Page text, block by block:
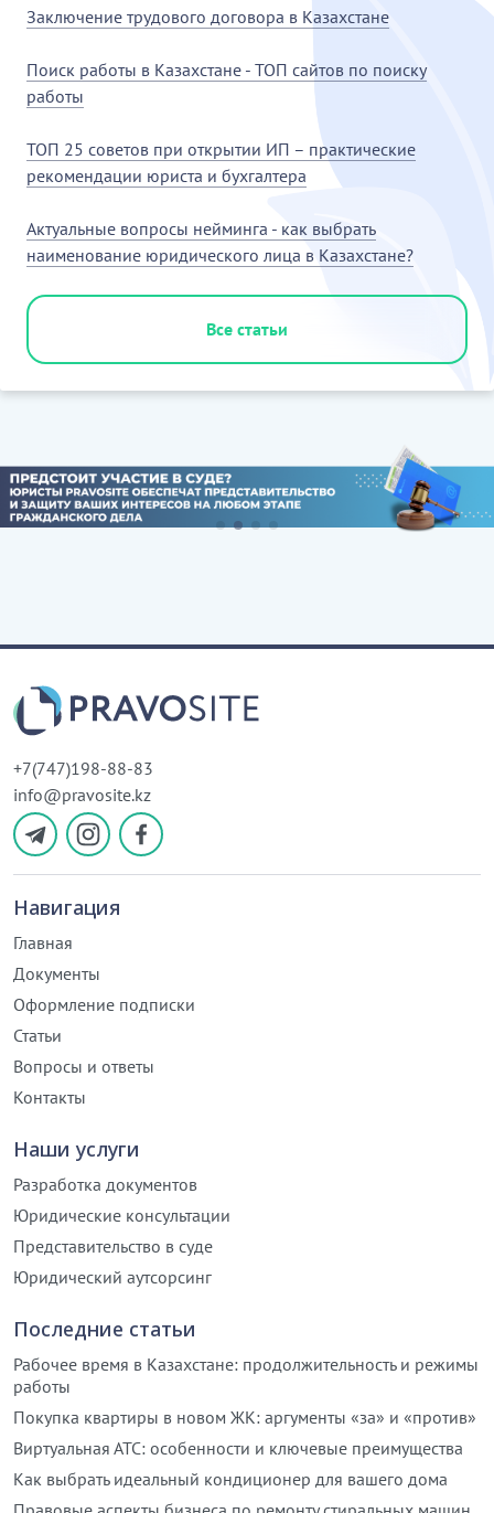
Заключение трудового договора в Казахстане
Поиск работы в Казахстане - ТОП сайтов по поиску
работы
ТОП 25 советов при открытии ИП – практические
рекомендации юриста и бухгалтера
Актуальные вопросы нейминга - как выбрать
наименование юридического лица в Казахстане?
Все статьи
+7(747)198-88-83
info@pravosite.kz
Навигация
Главная
Документы
Оформление подписки
Статьи
Вопросы и ответы
Контакты
Наши услуги
Разработка документов
Юридические консультации
Представительство в суде
Юридический аутсорсинг
Последние статьи
Рабочее время в Казахстане: продолжительность и режимы
работы
Покупка квартиры в новом ЖК: аргументы «за» и «против»
Виртуальная АТС: особенности и ключевые преимущества
Как выбрать идеальный кондиционер для вашего дома